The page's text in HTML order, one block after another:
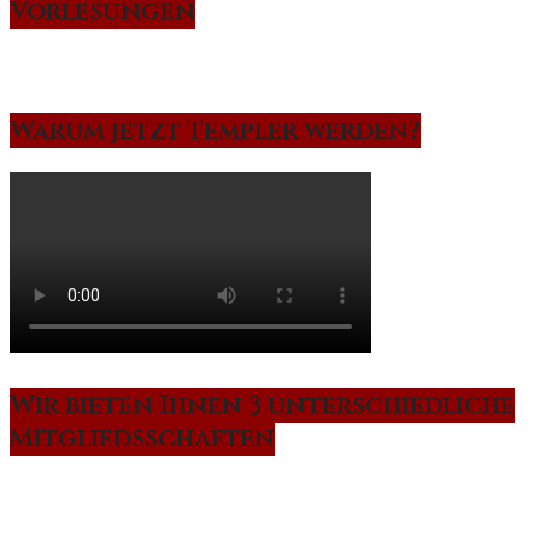
Vorlesungen
Warum jetzt Templer werden?
Wir bieten Ihnen 3 unterschiedliche
Mitgliedsschaften